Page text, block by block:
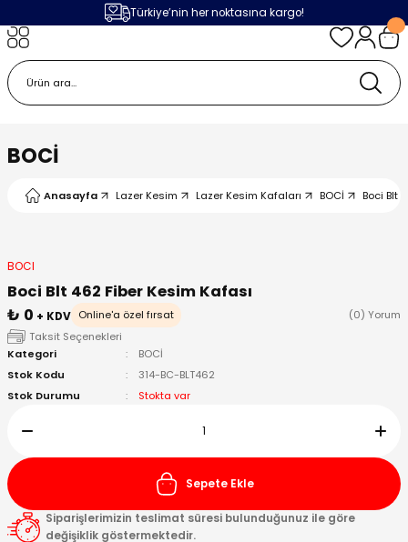
Türkiye’nin her noktasına kargo!
BOCİ
Anasayfa Lazer Kesim Lazer Kesim Kafaları BOCİ Boci Blt
BOCI
Boci Blt 462 Fiber Kesim Kafası
₺ 0 + KDV Online'a özel fırsat
(0) Yorum
Taksit Seçenekleri
Kategori
BOCİ
Stok Kodu
314-BC-BLT462
Stok Durumu
Stokta var
Sepete Ekle
Siparişlerimizin teslimat süresi bulunduğunuz ile göre
değişiklik göstermektedir.
Geri Dön
Parçaları
Ürünleri
Geri Dön
Camları
Geri Dön
Geri Dön